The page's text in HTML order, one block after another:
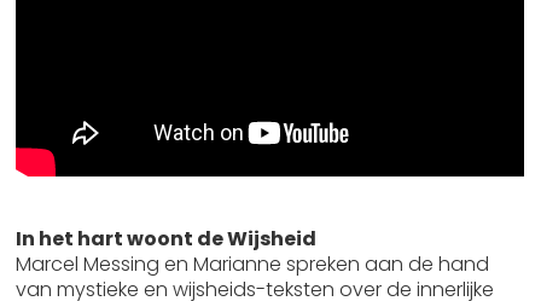
In het hart woont de Wijsheid
Marcel Messing en Marianne spreken aan de hand
van mystieke en wijsheids-teksten over de innerlijke